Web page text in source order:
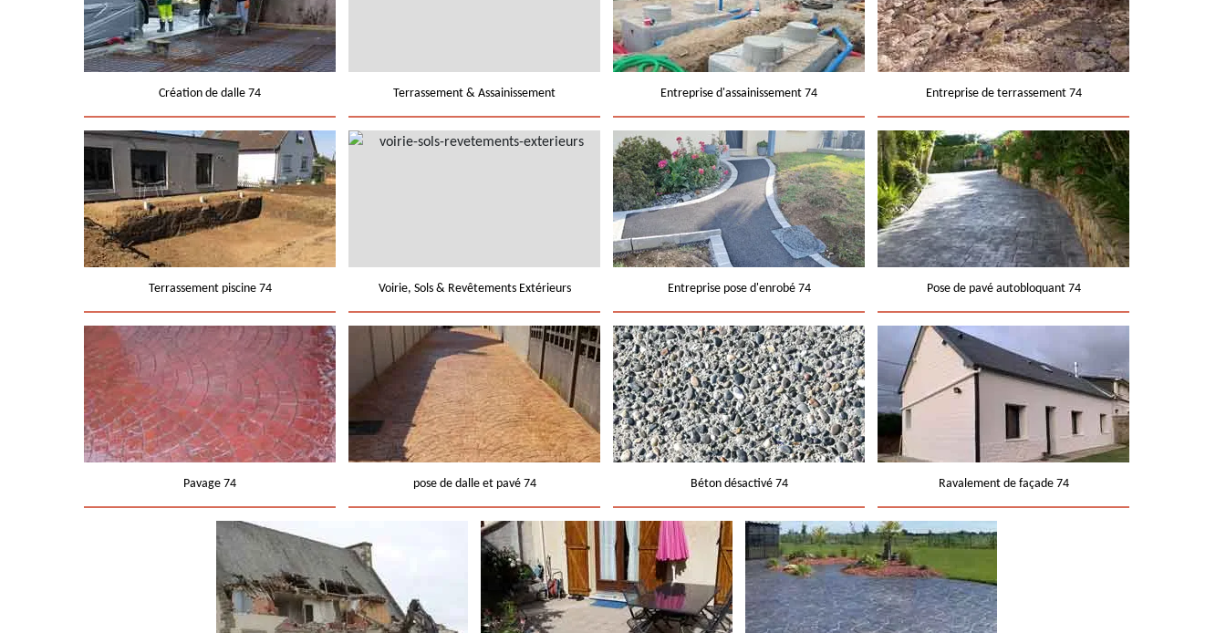
Création de dalle 74 Terrassement & Assainissement Entreprise d'assainissement 74 Entreprise de terrassement 74
Terrassement piscine 74 Voirie, Sols & Revêtements Extérieurs Entreprise pose d'enrobé 74 Pose de pavé autobloquant 74
Pavage 74 pose de dalle et pavé 74 Béton désactivé 74 Ravalement de façade 74